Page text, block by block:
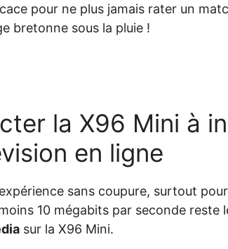
pour ne plus jamais rater un
bretonne sous la pluie !
la X96 Mini à
en ligne
sans coupure, surtout
moins 10 mégabits par seconde
sur la X96 Mini.